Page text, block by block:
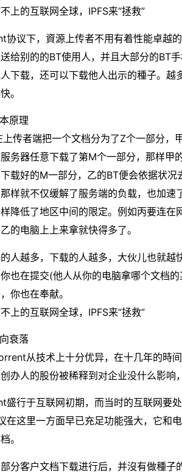
不上的互联网全球，IPFS来“拯救”
协议下，資源上传者不用有着性能卓越
给别的的BT使用人，并且大部分的BT
下载，还可以下载他人出示的種子。
。
原理
上传者端把一个文档分为了Z个一部分，
务器任意下载了第M个一部分，那样甲
载好的M一部分，乙的BT便会依据状
样就不仅缓解了服务端的负载，也加
降低了地区中间的限定。例如丙要连在
的电脑上上来拿就快得多了。
人越多，下载的人越多，大伙儿也就
也在提交(他人从你的电脑拿哪个文档
你也在奉献。
不上的互联网全球，IPFS来“拯救”
衰落
从技术上十分优异，在十几年的時
办人的股份被稀释到对企业没什么影响
盛行于互联网初期，而当时的互联网要
在这里一方面早已充足功能强大，它和
。
分客户文档下载进行后，并沒有做種